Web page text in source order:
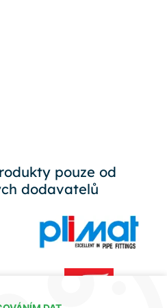
pouze od
dodavatelů